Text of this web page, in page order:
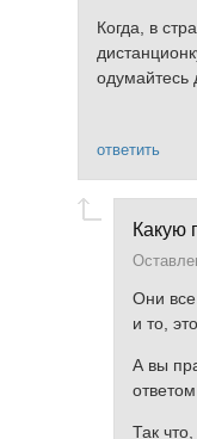
Когда, в
одумайтесь
ответить
Какую
Они
и то,
А вы
Так